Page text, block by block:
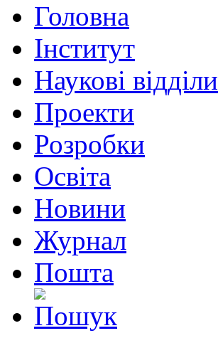
Головна
Інститут
Наукові відділи
Проекти
Розробки
Освіта
Новини
Журнал
Пошта